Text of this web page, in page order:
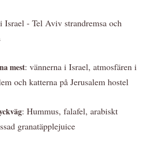
mest: vännerna i Israel, atmosfären i
och katterna på Jerusalem hostel
: Hummus, falafel, arabiskt
granatäpplejuice